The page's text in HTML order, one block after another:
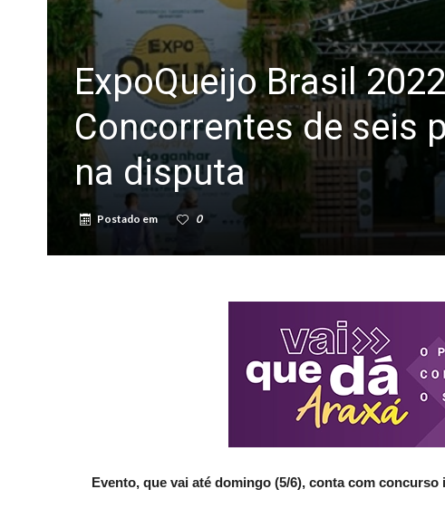
ExpoQueijo Brasil
Concorrentes de seis
na disputa
Postado em 0
Evento, que vai até domingo (5/6), conta com